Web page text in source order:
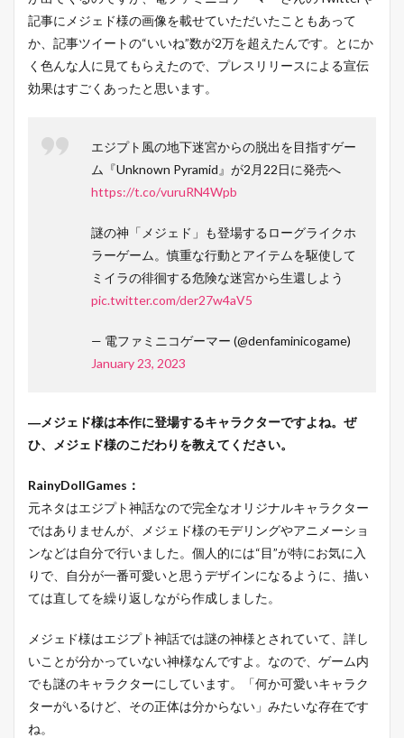
記事にメジェド様の画像を載せていただいたこともあって
か、記事ツイートの“いいね”数が2万を超えたんです。とにか
く色んな人に見てもらえたので、プレスリリースによる宣伝
効果はすごくあったと思います。
エジプト風の地下迷宮からの脱出を目指すゲー
ム『Unknown Pyramid』が2月22日に発売へ
https://t.co/vuruRN4Wpb
謎の神「メジェド」も登場するローグライクホ
ラーゲーム。慎重な行動とアイテムを駆使して
ミイラの徘徊する危険な迷宮から生還しよう
pic.twitter.com/der27w4aV5
— 電ファミニコゲーマー (@denfaminicogame)
January 23, 2023
―メジェド様は本作に登場するキャラクターですよね。ぜ
ひ、メジェド様のこだわりを教えてください。
RainyDollGames：
元ネタはエジプト神話なので完全なオリジナルキャラクター
ではありませんが、メジェド様のモデリングやアニメーショ
ンなどは自分で行いました。個人的には“目”が特にお気に入
りで、自分が一番可愛いと思うデザインになるように、描い
ては直してを繰り返しながら作成しました。
メジェド様はエジプト神話では謎の神様とされていて、詳し
いことが分かっていない神様なんですよ。なので、ゲーム内
でも謎のキャラクターにしています。「何か可愛いキャラク
ターがいるけど、その正体は分からない」みたいな存在です
ね。